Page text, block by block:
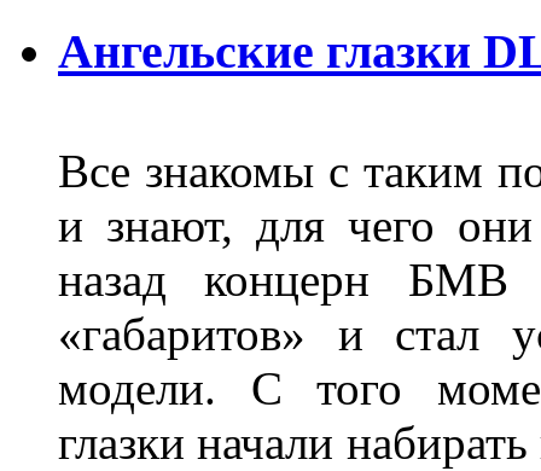
Ангельские глазки
Все знакомы с таким
и знают, для чего
назад концерн БМВ
«габаритов» и стал
модели. С того
глазки начали